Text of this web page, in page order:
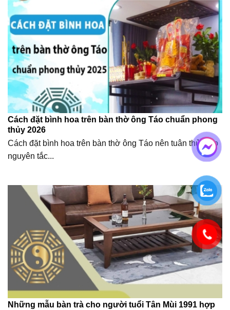
Cách đặt bình hoa trên bàn thờ ông Táo chuẩn phong
thủy 2026
Cách đặt bình hoa trên bàn thờ ông Táo nên tuân thủ theo
nguyên tắc...
Những mẫu bàn trà cho người tuổi Tân Mùi 1991 hợp